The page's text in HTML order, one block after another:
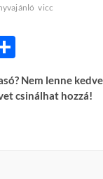
vicc
ss
za
Nem lenne
csinálhat hozzá!